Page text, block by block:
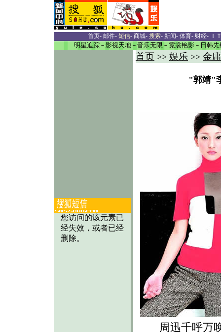
首页- 邮件- 短信- 商城- 搜索- 新闻- 体育- 财经- Ｉ
明星追踪 － 影视天地 － 音乐无限 － 霓裳艳影 － 日韩先
首页 >> 娱乐 >> 金
"郭靖"
周迅千呼万